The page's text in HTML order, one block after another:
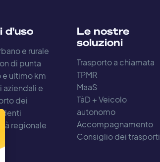
d'uso
e rurale
di punta
e ultimo km
aziendali e
dei
regionale
Le nostre
soluzioni
Trasporto a chiamata
TPMR
MaaS
TàD + Veicolo
autonomo
Accompagnamento
Consiglio dei trasporti